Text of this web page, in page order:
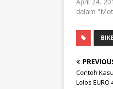
dalam
Contoh
Lolos EURO